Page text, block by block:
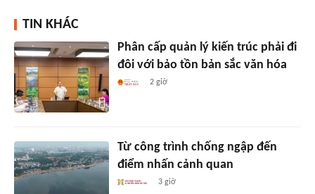
TIN KHÁC
Phân cấp quản lý kiến trúc phải đi
đôi với bảo tồn bản sắc văn hóa
2 giờ
Từ công trình chống ngập đến
điểm nhấn cảnh quan
3 giờ